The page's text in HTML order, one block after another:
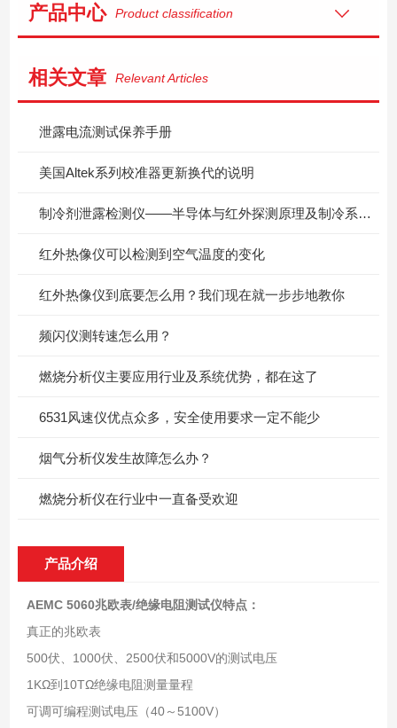
产品中心 Product classification
相关文章 Relevant Articles
泄露电流测试保养手册
美国Altek系列校准器更新换代的说明
制冷剂泄露检测仪——半导体与红外探测原理及制冷系统检漏应用
红外热像仪可以检测到空气温度的变化
红外热像仪到底要怎么用？我们现在就一步步地教你
频闪仪测转速怎么用？
燃烧分析仪主要应用行业及系统优势，都在这了
6531风速仪优点众多，安全使用要求一定不能少
烟气分析仪发生故障怎么办？
燃烧分析仪在行业中一直备受欢迎
产品介绍
AEMC 5060兆欧表/绝缘电阻测试仪特点：
真正的兆欧表
500伏、1000伏、2500伏和5000V的测试电压
1KΩ到10TΩ绝缘电阻测量量程
可调可编程测试电压（40～5100V）